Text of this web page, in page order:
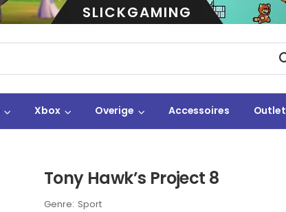
SLICKGAMING
Xbox Overige Accessoires Outlet
Tony Hawk’s Project 8
Brand:
Sport